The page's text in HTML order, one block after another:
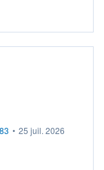
• 25 juil. 2026